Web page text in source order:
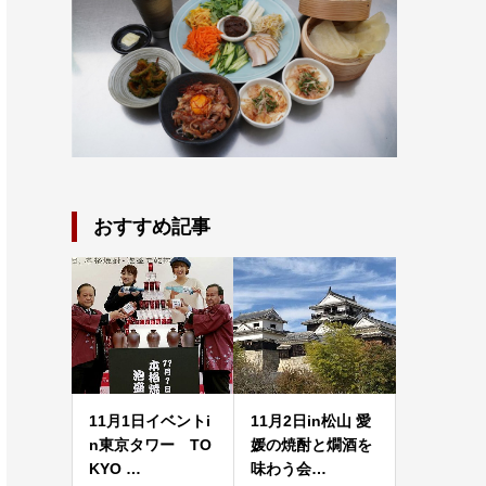
おすすめ記事
11月1日イベントi
n東京タワー TO
KYO …
11月2日in松山 愛
媛の焼酎と燗酒を
味わう会…